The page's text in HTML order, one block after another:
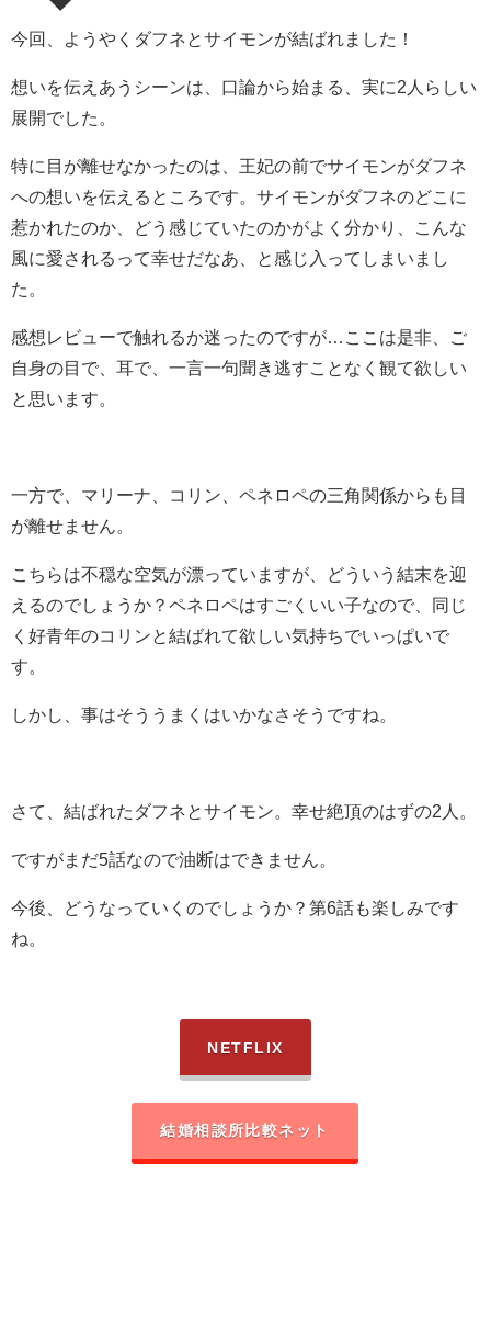
今回、ようやくダフネとサイモンが結ばれました！
想いを伝えあうシーンは、口論から始まる、実に2人らしい
展開でした。
特に目が離せなかったのは、王妃の前でサイモンがダフネ
への想いを伝えるところです。 サイモンがダフネのどこに
惹かれたのか、どう感じていたのかがよく分かり、こんな
風に愛されるって幸せだなあ、と感じ入ってしまいまし
た。
感想レビューで触れるか迷ったのですが…ここは是非、ご
自身の目で、耳で、一言一句聞き逃すことなく観て欲しい
と思います。
一方で、マリーナ、コリン、ペネロペの三角関係からも目
が離せません。
こちらは不穏な空気が漂っていますが、どういう結末を迎
えるのでしょうか？ペネロペはすごくいい子なので、同じ
く好青年のコリンと結ばれて欲しい気持ちでいっぱいで
す。
しかし、事はそううまくはいかなさそうですね。
さて、結ばれたダフネとサイモン。幸せ絶頂のはずの2人。
ですがまだ5話なので油断はできません。
今後、どうなっていくのでしょうか？第6話も楽しみです
ね。
NETFLIX
結婚相談所比較ネット